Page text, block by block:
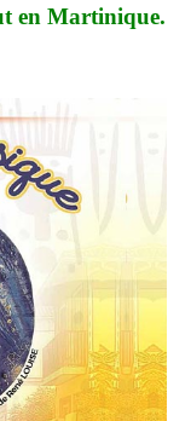
en Martinique.